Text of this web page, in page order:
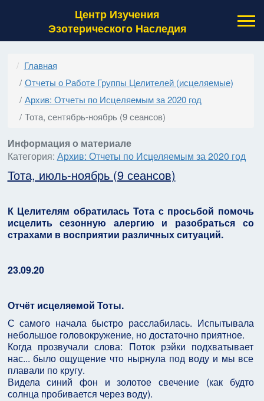
Центр Изучения
Эзотерического Наследия
Главная
Отчеты о Работе Группы Целителей (исцеляемые)
Архив: Отчеты по Исцеляемым за 2020 год
Тота, сентябрь-ноябрь (9 сеансов)
Информация о материале
Категория: Архив: Отчеты по Исцеляемым за 2020 год
Тота, июль-ноябрь (9 сеансов)
К Целителям обратилась Тота с просьбой помочь
исцелить сезонную алергию и разобраться со
страхами в восприятии различных ситуаций.
23.09.20
Отчёт исцеляемой Тоты.
С самого начала быстро расслабилась. Испытывала
небольшое головокружение, но достаточно приятное.
Когда прозвучали слова: Поток рэйки подхватывает
нас... было ощущение что нырнула под воду и мы все
плавали по кругу.
Видела синий фон и золотое свечение (как будто
солнца пробивается через воду).